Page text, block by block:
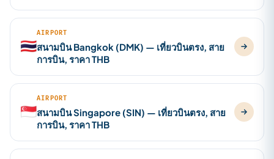
🇹🇭
AIRPORT
สนามบิน Bangkok (DMK) — เที่ยวบินตรง, สาย
การบิน, ราคา THB
🇸🇬
AIRPORT
สนามบิน Singapore (SIN) — เที่ยวบินตรง, สาย
การบิน, ราคา THB